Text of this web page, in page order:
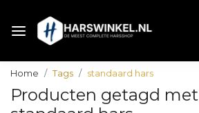
Home Tags standaard hars
Producten getagd met